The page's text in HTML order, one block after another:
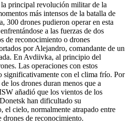
principal revolución militar de la
más intensos de la batalla de
300 drones pudieron operar en esta
a las fuerzas de dos
de reconocimiento o drones
por Alejandro, comandante de un
En Avdiivka, al principio del
Las operaciones con estos
significativamente con el clima frío. Por
los drones duran menos que a
añadió que los vientos de los
han dificultado su
el cielo, normalmente atrapado entre
drones de reconocimiento.